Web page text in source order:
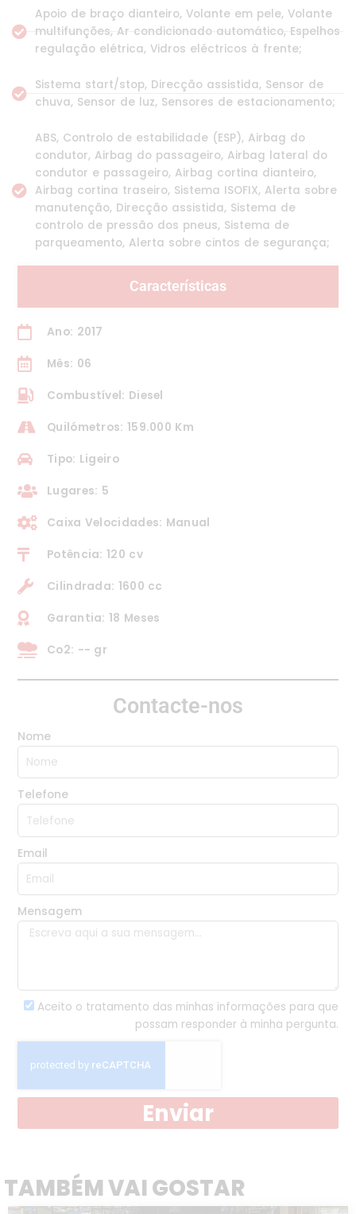
Apoio de braço dianteiro, Volante em pele, Volante
multifunções, Ar condicionado automático, Espelhos
regulação elétrica, Vidros eléctricos à frente;
Sistema start/stop, Direcção assistida, Sensor de
chuva, Sensor de luz, Sensores de estacionamento;
ABS, Controlo de estabilidade (ESP), Airbag do
condutor, Airbag do passageiro, Airbag lateral do
condutor e passageiro, Airbag cortina dianteiro,
Airbag cortina traseiro, Sistema ISOFIX, Alerta sobre
manutenção, Direcção assistida, Sistema de
controlo de pressão dos pneus, Sistema de
parqueamento, Alerta sobre cintos de segurança;
Características
Ano: 2017
Mês: 06
Combustível: Diesel
Quilómetros: 159.000 Km
Tipo: Ligeiro
Lugares: 5
Caixa Velocidades: Manual
Potência: 120 cv
Cilindrada: 1600 cc
Garantia: 18 Meses
Co2: -- gr
Contacte-nos
Nome
Telefone
Email
Mensagem
Aceito o tratamento das minhas informações para que
possam responder à minha pergunta.
Enviar
TAMBÉM VAI GOSTAR